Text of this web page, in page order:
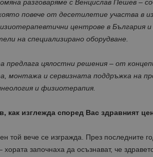
разговаряме с Венцислав Пешев –
повече от десетилетие участва в
центрове в България
на специализирано оборудване.
предлага цялостни решения – от
монтажа и сервизната поддръжка на
и физиотерапия.
как изглежда според Вас здравният
той вече се изгражда. През последните
хората започнаха да осъзнават, че